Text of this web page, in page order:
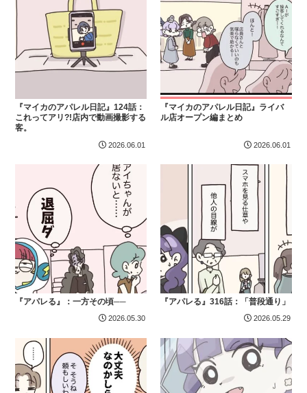
『マイカのアパレル日記』124話：
これってアリ?!店内で動画撮影する
客。
2026.06.01
『マイカのアパレル日記』ライバ
ル店オープン編まとめ
2026.06.01
『アパレる』：一方その頃──
2026.05.30
『アパレる』316話：「普段通り」
2026.05.29